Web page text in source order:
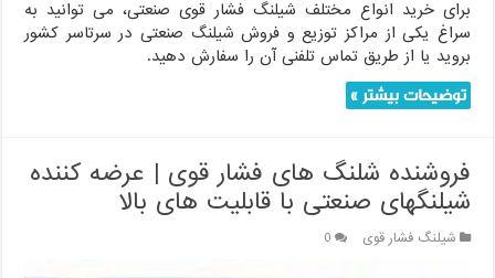
برای خرید انواع مختلف شیلنگ فشار قوی صنعتی، می توانید به
سراغ یکی از مراکز توزیع و فروش شیلنگ صنعتی در سرتاسر کشور
بروید یا از طریق تماس تلفنی آن را سفارش دهید.
توضیحات بیشتر »
فروشنده شلنگ های فشار قوی | عرضه کننده
شیلنگهای صنعتی با قابلیت های بالا
شیلنگ فشار قوی 0